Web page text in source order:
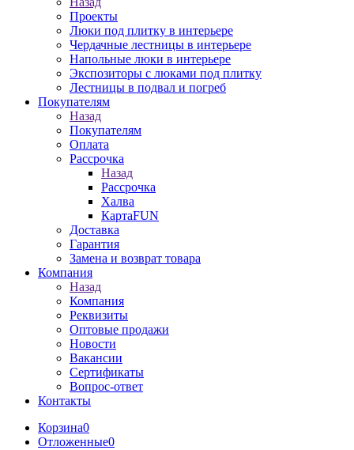
Проекты
Люки под плитку в интерьере
Чердачные лестницы в интерьере
Напольные люки в интерьере
Экспозиторы с люками под плитку
Лестницы в подвал и погреб
Покупателям
Назад
Покупателям
Оплата
Рассрочка
Назад
Рассрочка
Халва
КартаFUN
Доставка
Гарантия
Замена и возврат товара
Компания
Назад
Компания
Реквизиты
Оптовые продажи
Новости
Вакансии
Сертификаты
Вопрос-ответ
Контакты
Корзина0
Отложенные0